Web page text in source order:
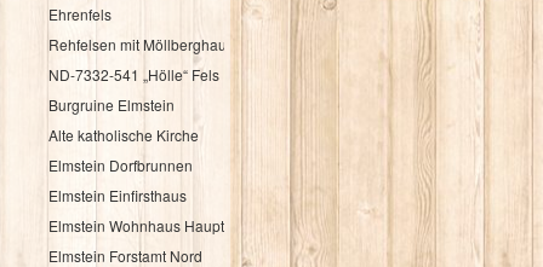
Ehrenfels
Rehfelsen mit Möllberghaus
ND-7332-541 „Hölle“ Fels
Burgruine Elmstein
Alte katholische Kirche
Elmstein Dorfbrunnen
Elmstein Einfirsthaus
Elmstein Wohnhaus Hauptstraße 30
Elmstein Forstamt Nord